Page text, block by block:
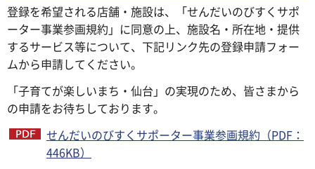
登録を希望される店舗・施設は、「せんだいのびすくサポ
ーター事業参画規約」に同意の上、施設名・所在地・提供
するサービス等について、下記リンク先の登録申請フォー
ムから申請してください。
「子育てが楽しいまち・仙台」の実現のため、皆さまから
の申請をお待ちしております。
せんだいのびすくサポーター事業参画規約（PDF：
446KB）